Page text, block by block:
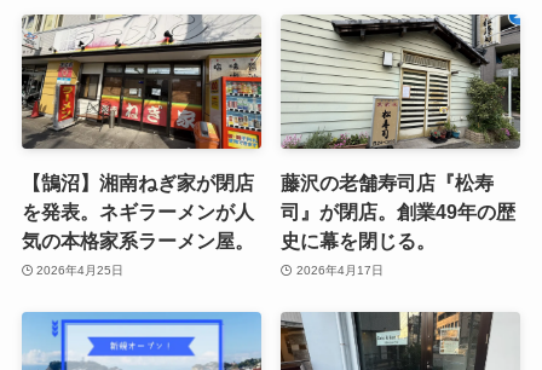
【鵠沼】湘南ねぎ家が閉店
を発表。ネギラーメンが人
気の本格家系ラーメン屋。
2026年4月25日
藤沢の老舗寿司店『松寿
司』が閉店。創業49年の歴
史に幕を閉じる。
2026年4月17日